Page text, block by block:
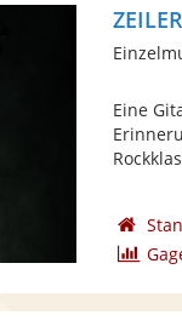
Eine